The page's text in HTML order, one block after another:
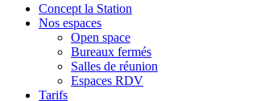
Concept la Station
Nos espaces
Open space
Bureaux fermés
Salles de réunion
Espaces RDV
Tarifs